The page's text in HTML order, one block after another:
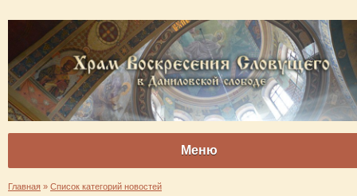
Меню
Главная » Список категорий новостей